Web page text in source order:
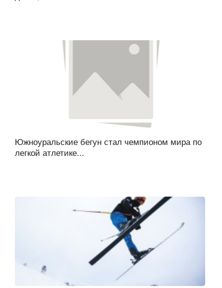
Южноуральские бегун стал чемпионом мира по
легкой атлетике...